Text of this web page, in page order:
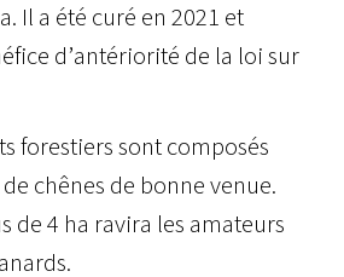
Il a été curé en 2021 et
d’antériorité de la loi sur
forestiers sont composés
chênes de bonne venue.
de 4 ha ravira les amateurs